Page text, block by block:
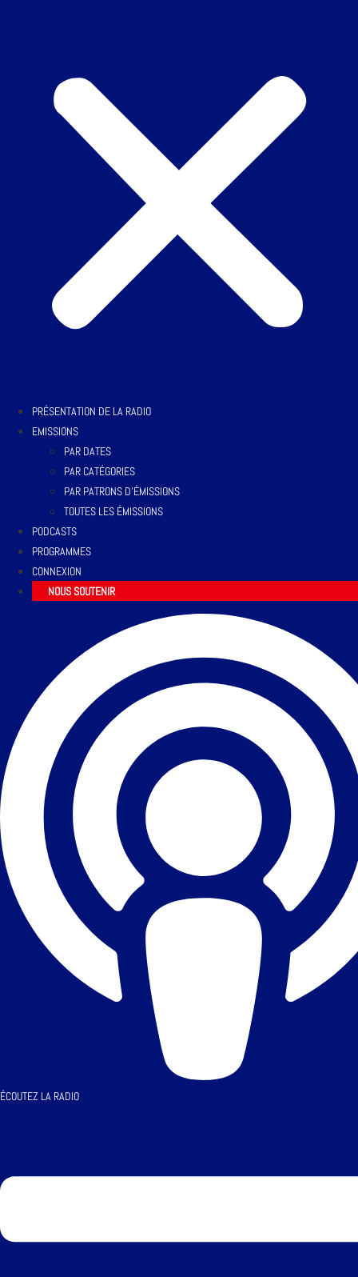
PRÉSENTATION DE LA RADIO
EMISSIONS
PAR DATES
PAR CATÉGORIES
PAR PATRONS D’ÉMISSIONS
TOUTES LES ÉMISSIONS
PODCASTS
PROGRAMMES
CONNEXION
NOUS SOUTENIR
ÉCOUTEZ LA RADIO